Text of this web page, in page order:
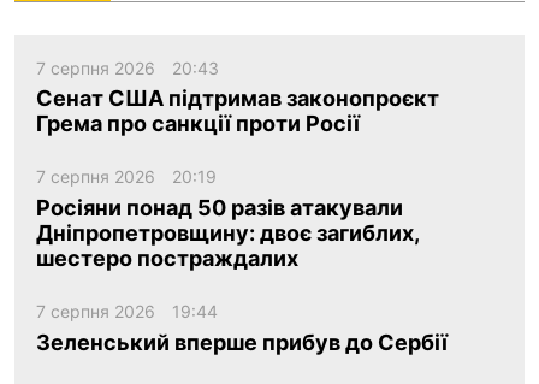
7 серпня 2026 20:43
Сенат США підтримав законопроєкт
Грема про санкції проти Росії
7 серпня 2026 20:19
Росіяни понад 50 разів атакували
Дніпропетровщину: двоє загиблих,
шестеро постраждалих
7 серпня 2026 19:44
Зеленський вперше прибув до Сербії